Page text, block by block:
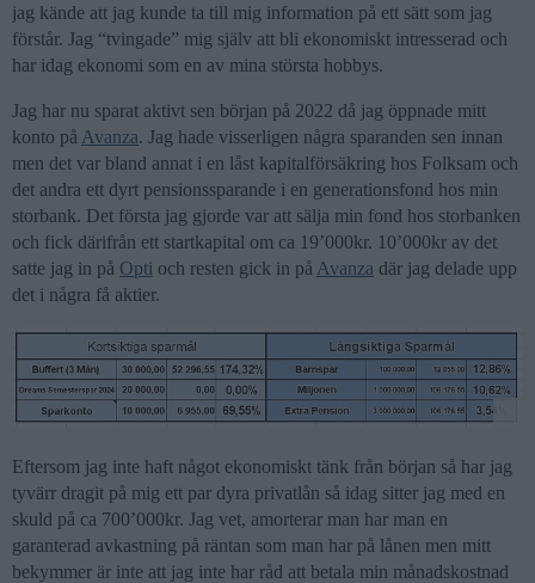
jag kände att jag kunde ta till mig information på ett sätt som jag
förstår. Jag “tvingade” mig själv att bli ekonomiskt intresserad och
har idag ekonomi som en av mina största hobbys.
Jag har nu sparat aktivt sen början på 2022 då jag öppnade mitt
konto på Avanza. Jag hade visserligen några sparanden sen innan
men det var bland annat i en låst kapitalförsäkring hos Folksam och
det andra ett dyrt pensionssparande i en generationsfond hos min
storbank. Det första jag gjorde var att sälja min fond hos storbanken
och fick därifrån ett startkapital om ca 19’000kr. 10’000kr av det
satte jag in på Opti och resten gick in på Avanza där jag delade upp
det i några få aktier.
Eftersom jag inte haft något ekonomiskt tänk från början så har jag
tyvärr dragit på mig ett par dyra privatlån så idag sitter jag med en
skuld på ca 700’000kr. Jag vet, amorterar man har man en
garanterad avkastning på räntan som man har på lånen men mitt
bekymmer är inte att jag inte har råd att betala min månadskostnad